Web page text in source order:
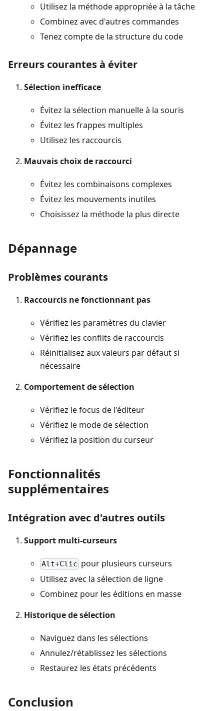
Utilisez la méthode appropriée à la tâche
Combinez avec d'autres commandes
Tenez compte de la structure du code
Erreurs courantes à éviter
Sélection inefficace
Évitez la sélection manuelle à la souris
Évitez les frappes multiples
Utilisez les raccourcis
Mauvais choix de raccourci
Évitez les combinaisons complexes
Évitez les mouvements inutiles
Choisissez la méthode la plus directe
Dépannage
Problèmes courants
Raccourcis ne fonctionnant pas
Vérifiez les paramètres du clavier
Vérifiez les conflits de raccourcis
Réinitialisez aux valeurs par défaut si
nécessaire
Comportement de sélection
Vérifiez le focus de l'éditeur
Vérifiez le mode de sélection
Vérifiez la position du curseur
Fonctionnalités
supplémentaires
Intégration avec d'autres outils
Support multi-curseurs
Alt+Clic pour plusieurs curseurs
Utilisez avec la sélection de ligne
Combinez pour les éditions en masse
Historique de sélection
Naviguez dans les sélections
Annulez/rétablissez les sélections
Restaurez les états précédents
Conclusion